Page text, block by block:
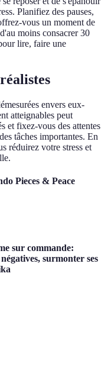
Planifiez des pauses,
vous un moment de
moins consacrer 30
lire, faire une
envers eux-
atteignables peut
et fixez-vous des attentes
tâches importantes. En
réduirez votre stress et
Pieces & Peace
sur commande:
surmonter ses